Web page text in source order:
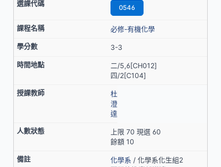
0546
必修-有機化學
3-3
二/5,6[CH012]
四/2[C104]
杜
澄
達
上限 70 現選 60
餘額 10
化學系 / 化學系化生組2